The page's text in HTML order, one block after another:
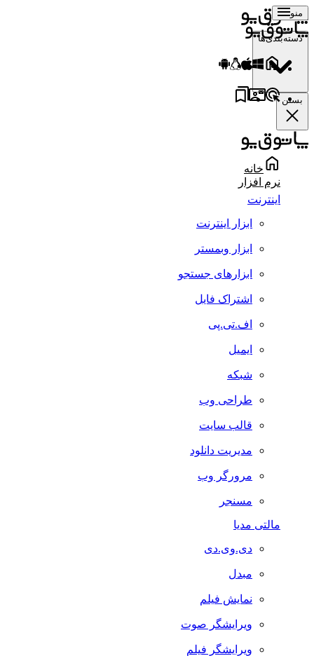
منو
دسته‌بندی‌ها
بستن
خانه
نرم افزار
اینترنت
ابزار اینترنت
ابزار وبمستر
ابزارهای جستجو
اشتراک فایل
اف.تی.پی
ایمیل
شبکه
طراحی وب
قالب سایت
مدیریت دانلود
مرورگر وب
مسنجر
مالتی مدیا
دی.وی.دی
مبدل
نمایش فیلم
ویرایشگر صوت
ویرایشگر فیلم